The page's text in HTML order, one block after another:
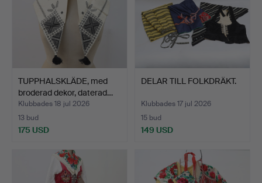
TUPPHALSKLÄDE, med
broderad dekor, daterad…
Klubbades 18 jul 2026
13 bud
175 USD
DELAR TILL FOLKDRÄKT.
Klubbades 17 jul 2026
15 bud
149 USD